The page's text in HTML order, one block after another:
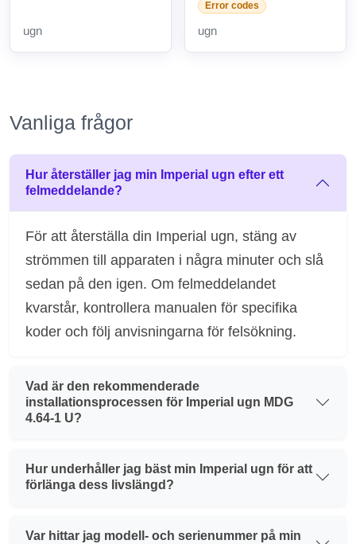
ugn
Error codes
ugn
Vanliga frågor
Hur återställer jag min Imperial ugn efter ett
felmeddelande?
För att återställa din Imperial ugn, stäng av
strömmen till apparaten i några minuter och slå
sedan på den igen. Om felmeddelandet
kvarstår, kontrollera manualen för specifika
koder och följ anvisningarna för felsökning.
Vad är den rekommenderade
installationsprocessen för Imperial ugn MDG
4.64-1 U?
Hur underhåller jag bäst min Imperial ugn för att
förlänga dess livslängd?
Var hittar jag modell- och serienummer på min